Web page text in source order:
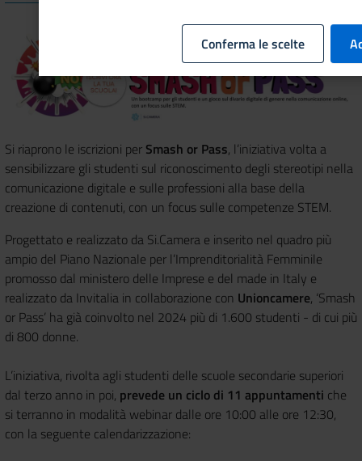
Si riaprono le iscrizioni per Smash or Pass, l’iniziativa volta a
sensibilizzare gli studenti sul riconoscimento degli stereotipi nella
comunicazione digitale e sulle professioni alla base della
creazione di contenuti, con un focus sulle competenze STEM.
Progettato e realizzato da Si.Camera e inserito nel quadro più
ampio del Piano Nazionale per l’Imprenditorialità Femminile
promosso dal ministero delle Imprese e del made in Italy e
realizzato da Invitalia in collaborazione con Unioncamere, ‘Smash
or Pass’ ha già coinvolto nel 2024 più di 1.600 studenti - di cui più
di 800 donne.
L’iniziativa, rivolta agli studenti delle scuole secondarie superiori
dal terzo anno in poi, prevede un ciclo di 11 appuntamenti che
si terranno in modalità webinar dalle ore 10:00 alle ore 12:30,
con la seguente calendarizzazione:
Conferma le scelte